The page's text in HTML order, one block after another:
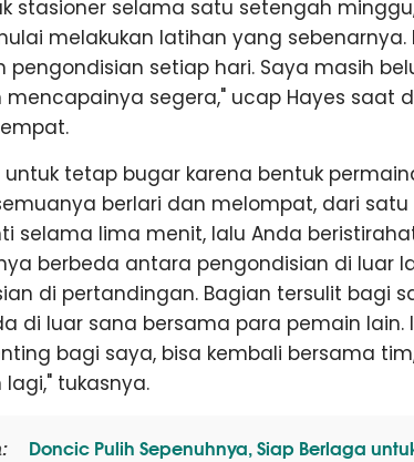
stasioner selama satu setengah
melakukan latihan yang sebenarnya.
pengondisian setiap hari. Saya masih
mencapainya segera," ucap Hayes saat
untuk tetap bugar karena bentuk
berlari dan melompat, dari satu
selama lima menit, lalu Anda
berbeda antara pengondisian di luar
di pertandingan. Bagian tersulit bagi
di luar sana bersama para pemain lain.
bagi saya, bisa kembali bersama
lagi," tukasnya.
Doncic Pulih Sepenuhnya, Siap Berlaga